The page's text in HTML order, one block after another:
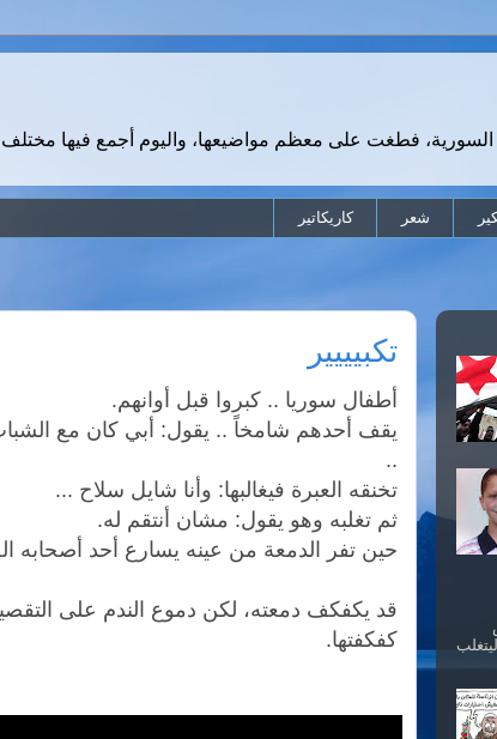
السورية، فطغت على معظم مواضيعها، واليوم أجمع فيها
شعر كاريكاتير
تكبيييير
أطفال سوريا .. كبروا قبل أوانهم.
يقف أحدهم شامخاً .. يقول: أبي كان مع
..
تخنقه العبرة فيغالبها: وأنا شايل سلاح ...
ثم تغلبه وهو يقول: مشان أنتقم له.
حين تفر الدمعة من عينه يسارع أحد أصحابه
قد يكفكف دمعته، لكن دموع الندم على
كفكفتها.